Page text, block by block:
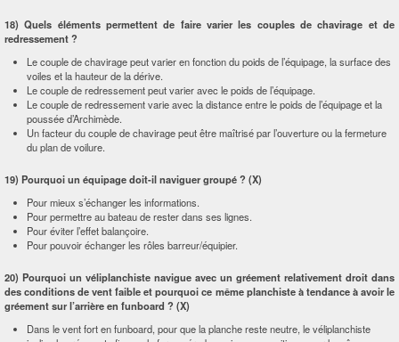
18) Quels éléments permettent de faire varier les couples de chavirage et de
redressement ?
Le couple de chavirage peut varier en fonction du poids de l’équipage, la surface des
voiles et la hauteur de la dérive.
Le couple de redressement peut varier avec le poids de l’équipage.
Le couple de redressement varie avec la distance entre le poids de l’équipage et la
poussée d’Archimède.
Un facteur du couple de chavirage peut être maîtrisé par l’ouverture ou la fermeture
du plan de voilure.
19) Pourquoi un équipage doit-il naviguer groupé ? (X)
Pour mieux s’échanger les informations.
Pour permettre au bateau de rester dans ses lignes.
Pour éviter l’effet balançoire.
Pour pouvoir échanger les rôles barreur/équipier.
20) Pourquoi un véliplanchiste navigue avec un gréement relativement droit dans
des conditions de vent faible et pourquoi ce même planchiste à tendance à avoir le
gréement sur l’arrière en funboard ? (X)
Dans le vent fort en funboard, pour que la planche reste neutre, le véliplanchiste